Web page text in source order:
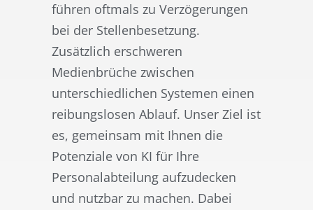
führen oftmals zu Verzögerungen
bei der Stellenbesetzung.
Zusätzlich erschweren
Medienbrüche zwischen
unterschiedlichen Systemen einen
reibungslosen Ablauf. Unser Ziel ist
es, gemeinsam mit Ihnen die
Potenziale von KI für Ihre
Personalabteilung aufzudecken
und nutzbar zu machen. Dabei